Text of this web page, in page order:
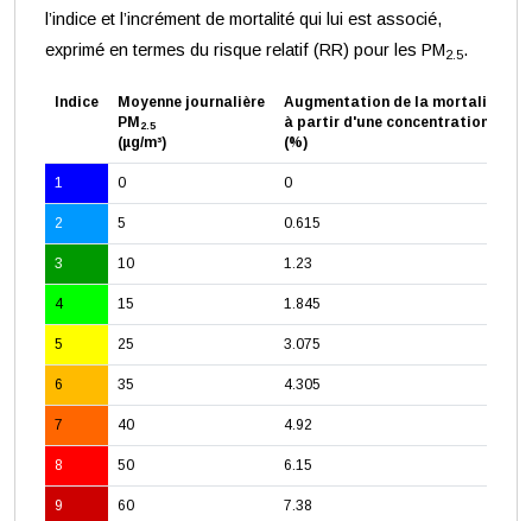
l’indice et l’incrément de mortalité qui lui est associé,
exprimé en termes du risque relatif (RR) pour les PM2.5.
Indice
Moyenne journalière
PM 2.5
(µg/m³)
Augmentation de la mortalité
à partir d'une concentration de 0
(%)
1 0 0
2 5 0.615
3 10 1.23
4 15 1.845
5 25 3.075
6 35 4.305
7 40 4.92
8 50 6.15
9 60 7.38